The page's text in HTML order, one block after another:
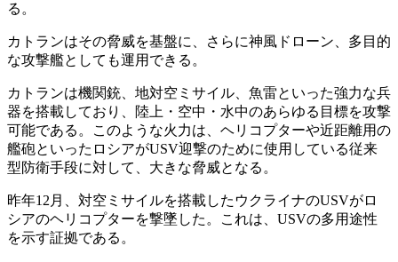
る。
カトランはその脅威を基盤に、さらに神風ドローン、多目的
な攻撃艦としても運用できる。
カトランは機関銃、地対空ミサイル、魚雷といった強力な兵
器を搭載しており、陸上・空中・水中のあらゆる目標を攻撃
可能である。このような火力は、ヘリコプターや近距離用の
艦砲といったロシアがUSV迎撃のために使用している従来
型防衛手段に対して、大きな脅威となる。
昨年12月、対空ミサイルを搭載したウクライナのUSVがロ
シアのヘリコプターを撃墜した。これは、USVの多用途性
を示す証拠である。